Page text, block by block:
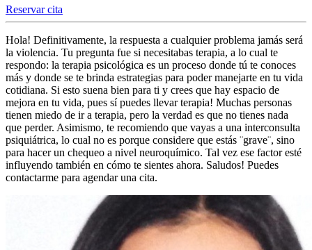
Reservar cita
Hola! Definitivamente, la respuesta a cualquier problema jamás será
la violencia. Tu pregunta fue si necesitabas terapia, a lo cual te
respondo: la terapia psicológica es un proceso donde tú te conoces
más y donde se te brinda estrategias para poder manejarte en tu vida
cotidiana. Si esto suena bien para ti y crees que hay espacio de
mejora en tu vida, pues sí puedes llevar terapia! Muchas personas
tienen miedo de ir a terapia, pero la verdad es que no tienes nada
que perder. Asimismo, te recomiendo que vayas a una interconsulta
psiquiátrica, lo cual no es porque considere que estás ¨grave¨, sino
para hacer un chequeo a nivel neuroquímico. Tal vez ese factor esté
influyendo también en cómo te sientes ahora. Saludos! Puedes
contactarme para agendar una cita.